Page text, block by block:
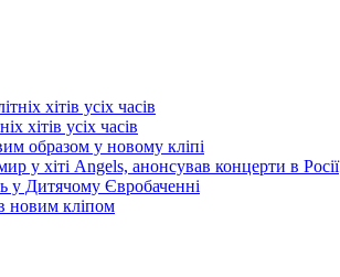
хітів усіх часів
образом у новому кліпі
у хіті Angels, анонсував концерти в Росії
у Дитячому Євробаченні
новим кліпом